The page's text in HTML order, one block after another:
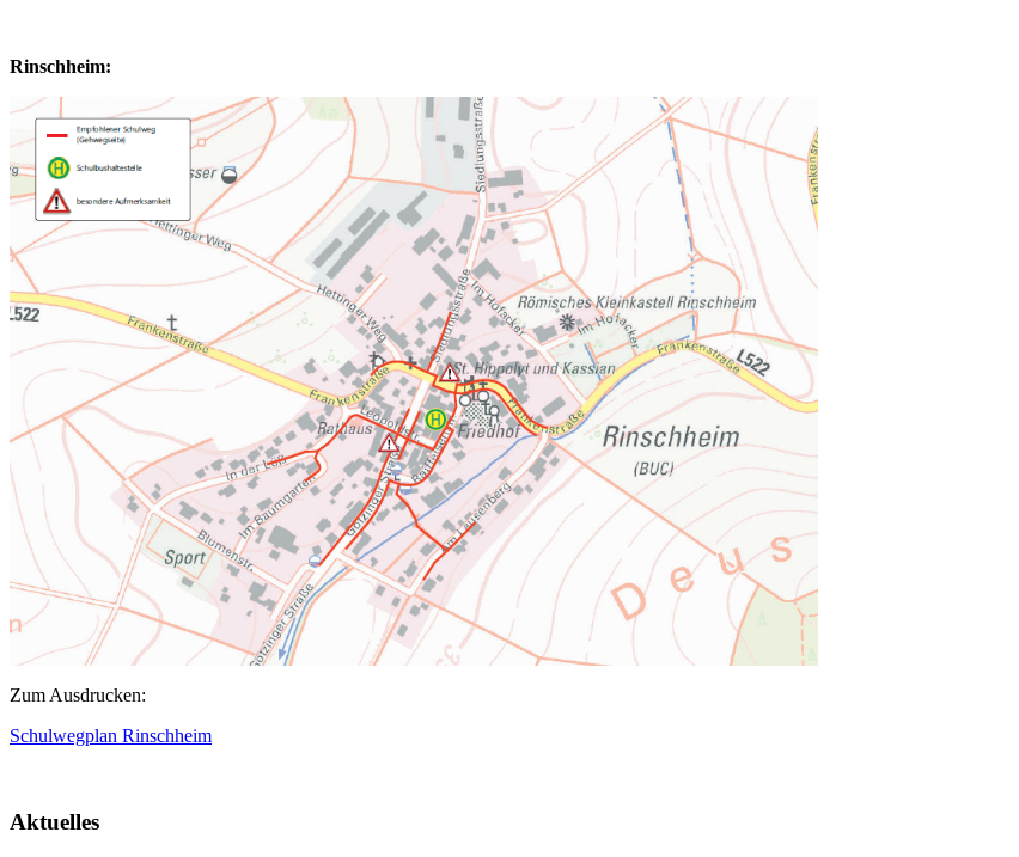
Rinschheim:
Zum Ausdrucken:
Schulwegplan Rinschheim
Aktuelles